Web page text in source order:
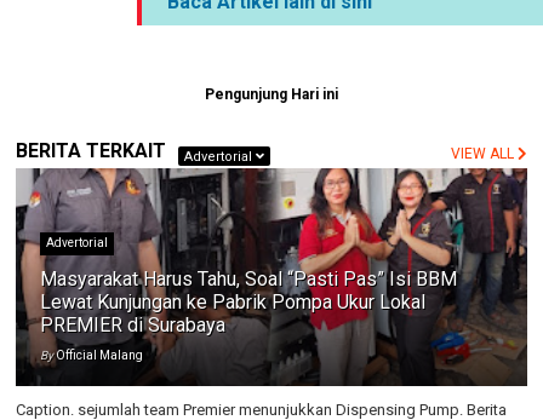
Pengunjung Hari ini
BERITA TERKAIT Advertorial VIEW ALL
Advertorial
Masyarakat Harus Tahu, Soal “Pasti Pas” Isi BBM
Lewat Kunjungan ke Pabrik Pompa Ukur Lokal
PREMIER di Surabaya
ByOfficial Malang
Caption. sejumlah team Premier menunjukkan Dispensing Pump. Berita